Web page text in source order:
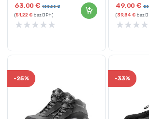
63,00€ 105,00€
(51,22€bez DPH)
★★★★★
49,00€
(39,84€bez
★★★★
-25% -33%